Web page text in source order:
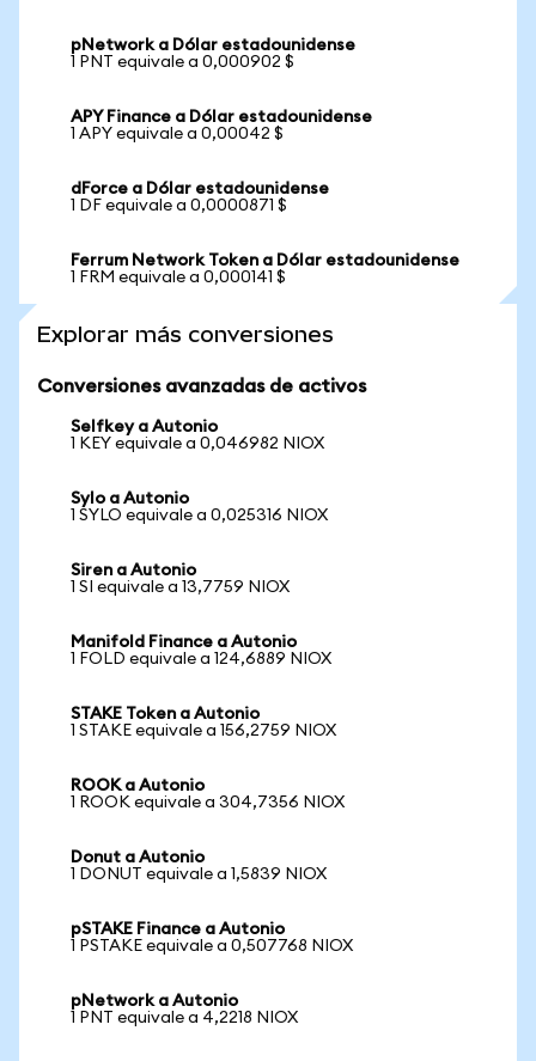
pNetwork a Dólar estadounidense
1 PNT equivale a 0,000902 $
APY Finance a Dólar estadounidense
1 APY equivale a 0,00042 $
dForce a Dólar estadounidense
1 DF equivale a 0,0000871 $
Ferrum Network Token a Dólar estadounidense
1 FRM equivale a 0,000141 $
Explorar más conversiones
Conversiones avanzadas de activos
Selfkey a Autonio
1 KEY equivale a 0,046982 NIOX
Sylo a Autonio
1 SYLO equivale a 0,025316 NIOX
Siren a Autonio
1 SI equivale a 13,7759 NIOX
Manifold Finance a Autonio
1 FOLD equivale a 124,6889 NIOX
STAKE Token a Autonio
1 STAKE equivale a 156,2759 NIOX
ROOK a Autonio
1 ROOK equivale a 304,7356 NIOX
Donut a Autonio
1 DONUT equivale a 1,5839 NIOX
pSTAKE Finance a Autonio
1 PSTAKE equivale a 0,507768 NIOX
pNetwork a Autonio
1 PNT equivale a 4,2218 NIOX